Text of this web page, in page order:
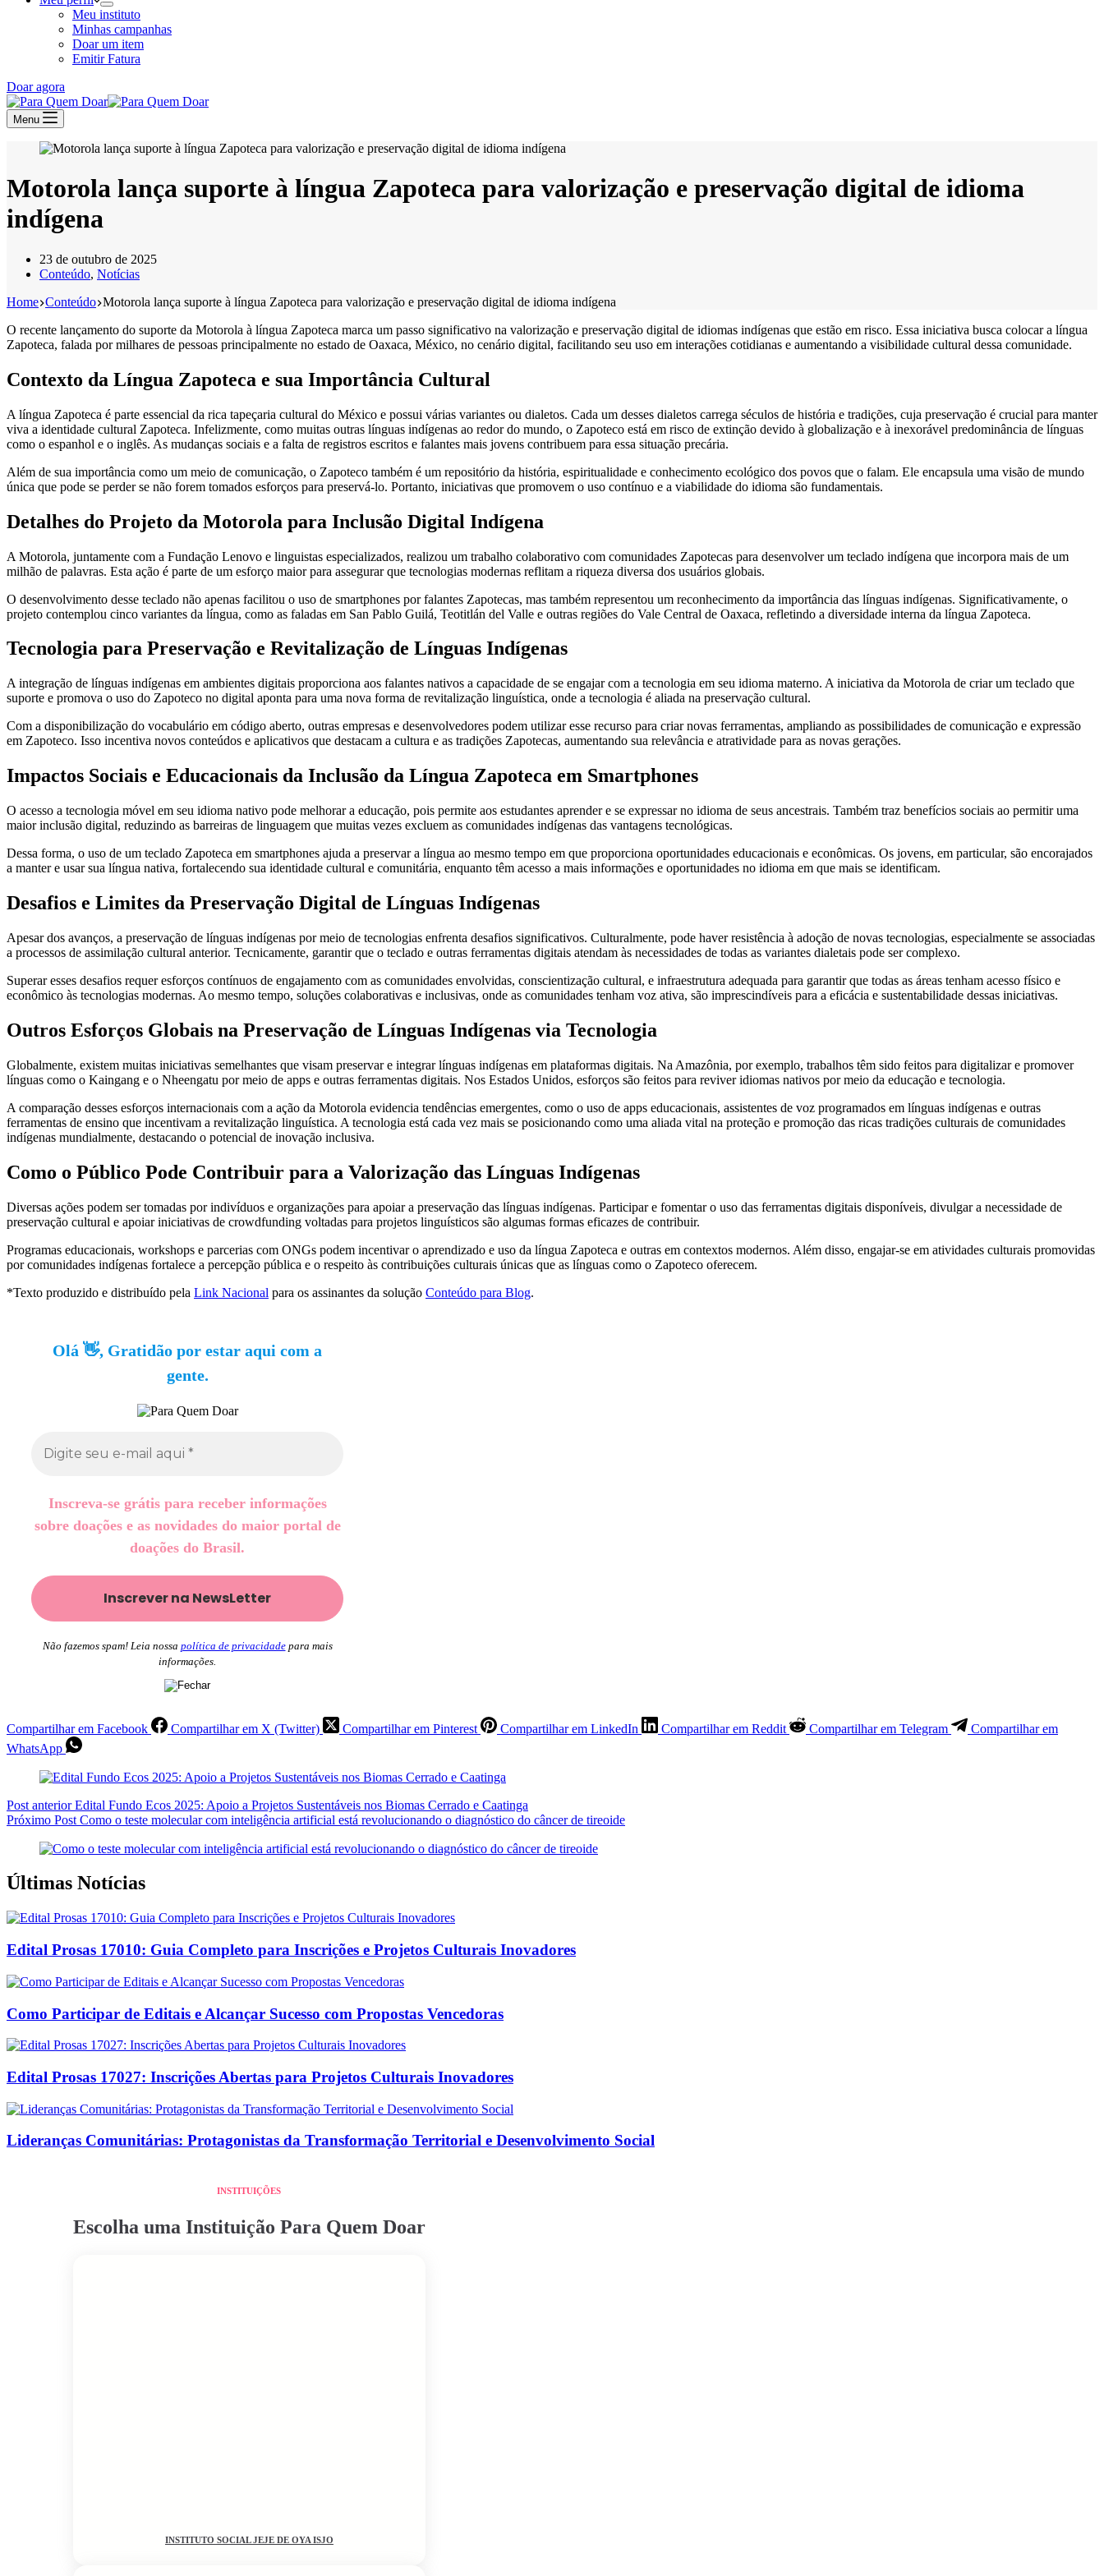
Meu instituto
Minhas campanhas
Doar um item
Emitir Fatura
Doar agora
Menu
Motorola lança suporte à língua Zapoteca para valorização e preservação digital de idioma
indígena
23 de outubro de 2025
Conteúdo, Notícias
Home Conteúdo Motorola lança suporte à língua Zapoteca para valorização e preservação digital de idioma indígena
O recente lançamento do suporte da Motorola à língua Zapoteca marca um passo significativo na valorização e preservação digital de idiomas indígenas que estão em risco. Essa iniciativa busca colocar a língua
Zapoteca, falada por milhares de pessoas principalmente no estado de Oaxaca, México, no cenário digital, facilitando seu uso em interações cotidianas e aumentando a visibilidade cultural dessa comunidade.
Contexto da Língua Zapoteca e sua Importância Cultural
A língua Zapoteca é parte essencial da rica tapeçaria cultural do México e possui várias variantes ou dialetos. Cada um desses dialetos carrega séculos de história e tradições, cuja preservação é crucial para manter
viva a identidade cultural Zapoteca. Infelizmente, como muitas outras línguas indígenas ao redor do mundo, o Zapoteco está em risco de extinção devido à globalização e à inexorável predominância de línguas
como o espanhol e o inglês. As mudanças sociais e a falta de registros escritos e falantes mais jovens contribuem para essa situação precária.
Além de sua importância como um meio de comunicação, o Zapoteco também é um repositório da história, espiritualidade e conhecimento ecológico dos povos que o falam. Ele encapsula uma visão de mundo
única que pode se perder se não forem tomados esforços para preservá-lo. Portanto, iniciativas que promovem o uso contínuo e a viabilidade do idioma são fundamentais.
Detalhes do Projeto da Motorola para Inclusão Digital Indígena
A Motorola, juntamente com a Fundação Lenovo e linguistas especializados, realizou um trabalho colaborativo com comunidades Zapotecas para desenvolver um teclado indígena que incorpora mais de um
milhão de palavras. Esta ação é parte de um esforço maior para assegurar que tecnologias modernas reflitam a riqueza diversa dos usuários globais.
O desenvolvimento desse teclado não apenas facilitou o uso de smartphones por falantes Zapotecas, mas também representou um reconhecimento da importância das línguas indígenas. Significativamente, o
projeto contemplou cinco variantes da língua, como as faladas em San Pablo Guilá, Teotitlán del Valle e outras regiões do Vale Central de Oaxaca, refletindo a diversidade interna da língua Zapoteca.
Tecnologia para Preservação e Revitalização de Línguas Indígenas
A integração de línguas indígenas em ambientes digitais proporciona aos falantes nativos a capacidade de se engajar com a tecnologia em seu idioma materno. A iniciativa da Motorola de criar um teclado que
suporte e promova o uso do Zapoteco no digital aponta para uma nova forma de revitalização linguística, onde a tecnologia é aliada na preservação cultural.
Com a disponibilização do vocabulário em código aberto, outras empresas e desenvolvedores podem utilizar esse recurso para criar novas ferramentas, ampliando as possibilidades de comunicação e expressão
em Zapoteco. Isso incentiva novos conteúdos e aplicativos que destacam a cultura e as tradições Zapotecas, aumentando sua relevância e atratividade para as novas gerações.
Impactos Sociais e Educacionais da Inclusão da Língua Zapoteca em Smartphones
O acesso a tecnologia móvel em seu idioma nativo pode melhorar a educação, pois permite aos estudantes aprender e se expressar no idioma de seus ancestrais. Também traz benefícios sociais ao permitir uma
maior inclusão digital, reduzindo as barreiras de linguagem que muitas vezes excluem as comunidades indígenas das vantagens tecnológicas.
Dessa forma, o uso de um teclado Zapoteca em smartphones ajuda a preservar a língua ao mesmo tempo em que proporciona oportunidades educacionais e econômicas. Os jovens, em particular, são encorajados
a manter e usar sua língua nativa, fortalecendo sua identidade cultural e comunitária, enquanto têm acesso a mais informações e oportunidades no idioma em que mais se identificam.
Desafios e Limites da Preservação Digital de Línguas Indígenas
Apesar dos avanços, a preservação de línguas indígenas por meio de tecnologias enfrenta desafios significativos. Culturalmente, pode haver resistência à adoção de novas tecnologias, especialmente se associadas
a processos de assimilação cultural anterior. Tecnicamente, garantir que o teclado e outras ferramentas digitais atendam às necessidades de todas as variantes dialetais pode ser complexo.
Superar esses desafios requer esforços contínuos de engajamento com as comunidades envolvidas, conscientização cultural, e infraestrutura adequada para garantir que todas as áreas tenham acesso físico e
econômico às tecnologias modernas. Ao mesmo tempo, soluções colaborativas e inclusivas, onde as comunidades tenham voz ativa, são imprescindíveis para a eficácia e sustentabilidade dessas iniciativas.
Outros Esforços Globais na Preservação de Línguas Indígenas via Tecnologia
Globalmente, existem muitas iniciativas semelhantes que visam preservar e integrar línguas indígenas em plataformas digitais. Na Amazônia, por exemplo, trabalhos têm sido feitos para digitalizar e promover
línguas como o Kaingang e o Nheengatu por meio de apps e outras ferramentas digitais. Nos Estados Unidos, esforços são feitos para reviver idiomas nativos por meio da educação e tecnologia.
A comparação desses esforços internacionais com a ação da Motorola evidencia tendências emergentes, como o uso de apps educacionais, assistentes de voz programados em línguas indígenas e outras
ferramentas de ensino que incentivam a revitalização linguística. A tecnologia está cada vez mais se posicionando como uma aliada vital na proteção e promoção das ricas tradições culturais de comunidades
indígenas mundialmente, destacando o potencial de inovação inclusiva.
Como o Público Pode Contribuir para a Valorização das Línguas Indígenas
Diversas ações podem ser tomadas por indivíduos e organizações para apoiar a preservação das línguas indígenas. Participar e fomentar o uso das ferramentas digitais disponíveis, divulgar a necessidade de
preservação cultural e apoiar iniciativas de crowdfunding voltadas para projetos linguísticos são algumas formas eficazes de contribuir.
Programas educacionais, workshops e parcerias com ONGs podem incentivar o aprendizado e uso da língua Zapoteca e outras em contextos modernos. Além disso, engajar-se em atividades culturais promovidas
por comunidades indígenas fortalece a percepção pública e o respeito às contribuições culturais únicas que as línguas como o Zapoteco oferecem.
*Texto produzido e distribuído pela Link Nacional para os assinantes da solução Conteúdo para Blog.
Olá 👋, Gratidão por estar aqui com a
gente.
Inscreva-se grátis para receber informações
sobre doações e as novidades do maior portal de
doações do Brasil.
Não fazemos spam! Leia nossa política de privacidadepara mais
informações.
Compartilhar em Facebook Compartilhar em X (Twitter) Compartilhar em Pinterest Compartilhar em LinkedIn Compartilhar em Reddit Compartilhar em Telegram
Compartilhar em
WhatsApp
Post anteriorEdital Fundo Ecos 2025: Apoio a Projetos Sustentáveis nos Biomas Cerrado e Caatinga
Próximo Post Como o teste molecular com inteligência artificial está revolucionando o diagnóstico do câncer de tireoide
Últimas Notícias
Edital Prosas 17010: Guia Completo para Inscrições e Projetos Culturais Inovadores
Como Participar de Editais e Alcançar Sucesso com Propostas Vencedoras
Edital Prosas 17027: Inscrições Abertas para Projetos Culturais Inovadores
Lideranças Comunitárias: Protagonistas da Transformação Territorial e Desenvolvimento Social
INSTITUIÇÕES
Escolha uma Instituição Para Quem Doar
INSTITUTO SOCIAL JEJE DE OYA ISJO